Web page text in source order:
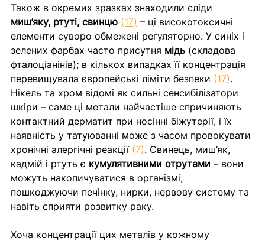
Також в окремих зразках знаходили сліди
миш’яку, ртуті, свинцю (17) – ці високотоксичні
елементи суворо обмежені регуляторно. У синіх і
зелених фарбах часто присутня мідь (складова
фталоціанінів); в кількох випадках її концентрація
перевищувала європейські ліміти безпеки (17).
Нікель та хром відомі як сильні сенсибілізатори
шкіри – саме ці метали найчастіше спричиняють
контактний дерматит при носінні біжутерії, і їх
наявність у татуюванні може з часом провокувати
хронічні алергічні реакції (7). Свинець, миш’як,
кадмій і ртуть є кумулятивними отрутами – вони
можуть накопичуватися в організмі,
пошкоджуючи печінку, нирки, нервову систему та
навіть сприяти розвитку раку.
Хоча концентрації цих металів у кожному